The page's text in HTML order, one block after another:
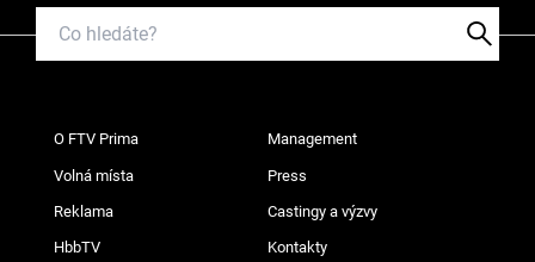
O FTV Prima Management
Volná místa Press
Reklama Castingy a výzvy
HbbTV Kontakty